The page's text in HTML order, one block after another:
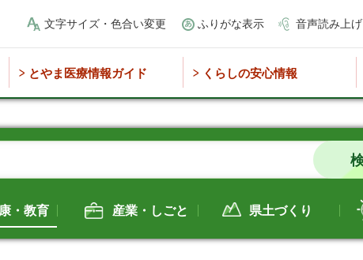
文字サイズ・色合い変更 ふりがな表示 音声読み上げ
とやま医療情報ガイド くらしの安心情報
・教育 産業・しごと 県土づくり